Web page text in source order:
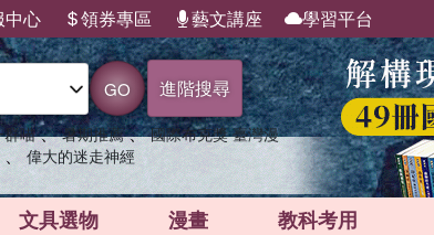
中心 領券專區 藝文講座 學習平台
GO 進階搜尋
群喵 、 暑期推薦 、 國際布克獎 臺灣漫
、 偉大的迷走神經
文具選物 漫畫 教科考用